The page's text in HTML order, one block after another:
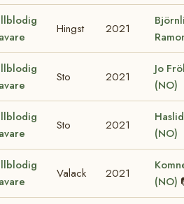
Hingst 2021
Sto 2021
Jo
(NO)
Sto 2021
(NO)
Valack 2021
(NO)